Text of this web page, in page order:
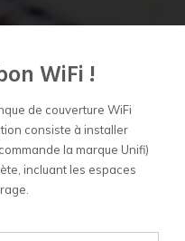
WiFi !
de couverture WiFi
consiste à installer
la marque Unifi)
incluant les espaces